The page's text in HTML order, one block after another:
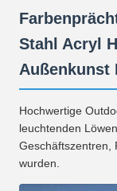
Stahl Acryl
Außenkunst
Hochwertige
leuchtenden
Geschäftszentren,
wurden.